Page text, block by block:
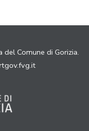
del Comune di Gorizia.